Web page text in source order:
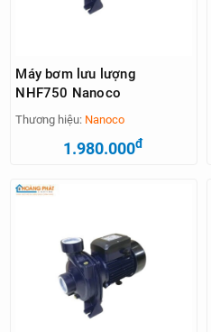
Máy bơm lưu lượng
NHF750 Nanoco
Thương hiệu: Nanoco
1.980.000đ